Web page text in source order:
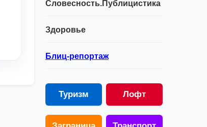
Словесность.Публицистика
Здоровье
Блиц-репортаж
Туризм Лофт